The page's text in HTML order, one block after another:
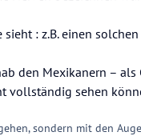
: z.B. einen
den Mexikanern – als
vollständig sehen
sondern mit den